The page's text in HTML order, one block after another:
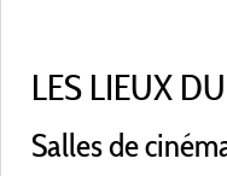
LES LIEUX
Salles de